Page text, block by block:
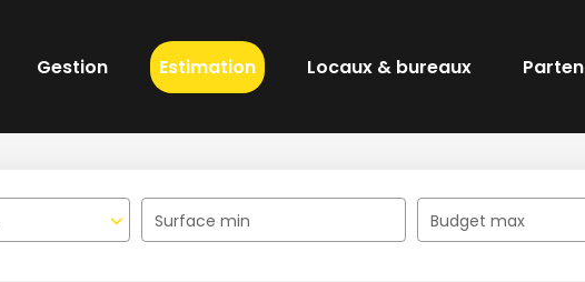
Gestion Estimation Locaux & bureaux
Surface min Budget max